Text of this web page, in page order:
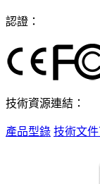
認證：
技術資源連結：
產品型錄 技術文